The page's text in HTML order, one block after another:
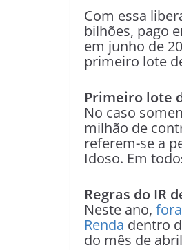
Com essa
bilhões, pago
em junho de
primeiro lote
Primeiro lote
No caso
milhão de
referem-se a
Idoso. Em
Regras do IR
Neste ano,
Renda dentro
do mês de